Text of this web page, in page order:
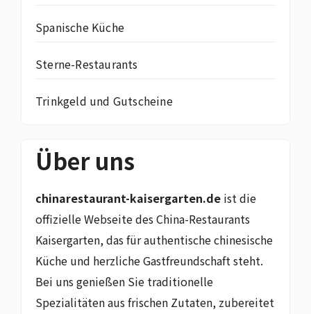
Spanische Küche
Sterne-Restaurants
Trinkgeld und Gutscheine
Über uns
chinarestaurant-kaisergarten.de ist die
offizielle Webseite des China-Restaurants
Kaisergarten, das für authentische chinesische
Küche und herzliche Gastfreundschaft steht.
Bei uns genießen Sie traditionelle
Spezialitäten aus frischen Zutaten, zubereitet